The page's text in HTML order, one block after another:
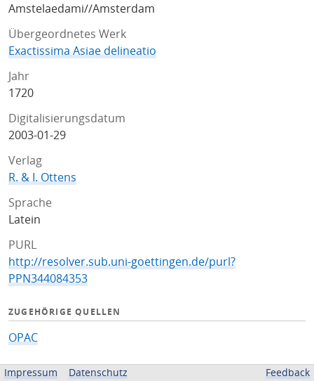
Amstelaedami//Amsterdam
Übergeordnetes Werk
Exactissima Asiae delineatio
Jahr
1720
Digitalisierungsdatum
2003-01-29
Verlag
R. & I. Ottens
Sprache
Latein
PURL
http://resolver.sub.uni-goettingen.de/purl?
PPN344084353
ZUGEHÖRIGE QUELLEN
OPAC
BEREITGESTELLT VON
Impressum Datenschutz Feedback